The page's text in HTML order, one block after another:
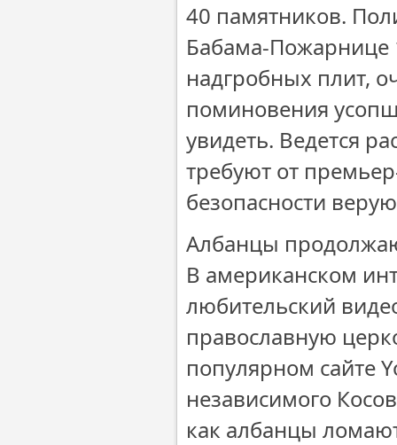
40 памятников.
Бабама-Пожарнице
надгробных плит,
поминовения
увидеть. Ведется
требуют от
безопасности
Албанцы
В американском
любительский
православную
популярном сайте
независимого
как албанцы